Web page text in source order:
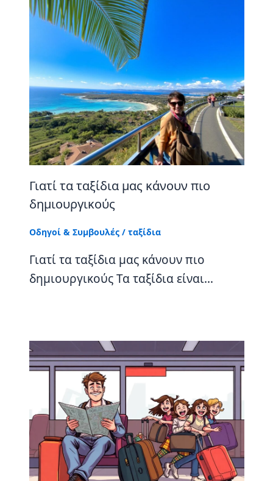
Γιατί τα ταξίδια μας κάνουν πιο
δημιουργικούς
Οδηγοί & Συμβουλές/ ταξίδια
Γιατί τα ταξίδια μας κάνουν πιο
δημιουργικούς Τα ταξίδια είναι…